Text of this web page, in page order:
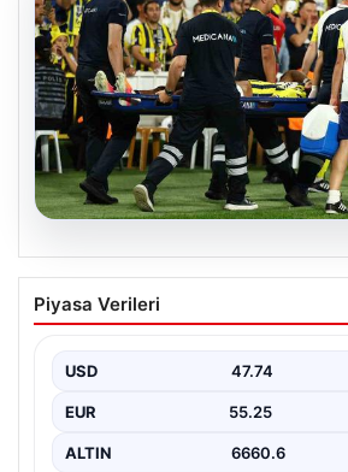
Fenerbahçe’de Sturm Graz
Oosterwolde’den kahreden
Piyasa Verileri
USD 47.74
EUR 55.25
ALTIN 6660.6